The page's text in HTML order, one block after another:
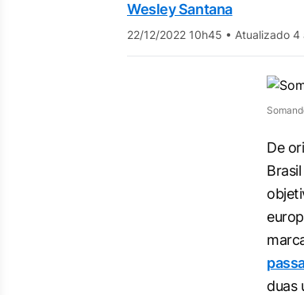
Wesley Santana
22/12/2022 10h45 • Atualizado 4
De
duas